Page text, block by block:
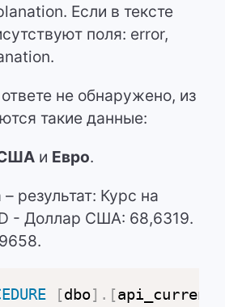
Если в тексте
поля: error,
не обнаружено, из
такие данные:
и Евро.
результат: Курс на
- Доллар США: 68,6319.
[dbo] . [